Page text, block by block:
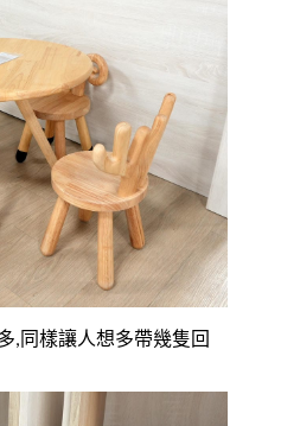
,同樣讓人想多帶幾隻回